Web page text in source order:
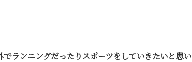
ランニングだったりスポーツをしていきたいと思